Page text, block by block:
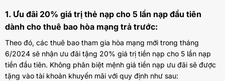
1. Ưu đãi 20% giá trị thẻ nạp cho 5 lần nạp đầu tiên
dành cho thuê bao hòa mạng trả trước:
Theo đó, các thuê bao tham gia hòa mạng mới trong tháng
6/2024 sẽ nhận ưu đãi tặng 20% giá trị tiền nạp cho 5 lần nạp
tiền đầu tiên. Không phân biệt mệnh giá tiền nạp ưu đãi sẽ được
tặng vào tài khoản khuyến mãi với quy định như sau: